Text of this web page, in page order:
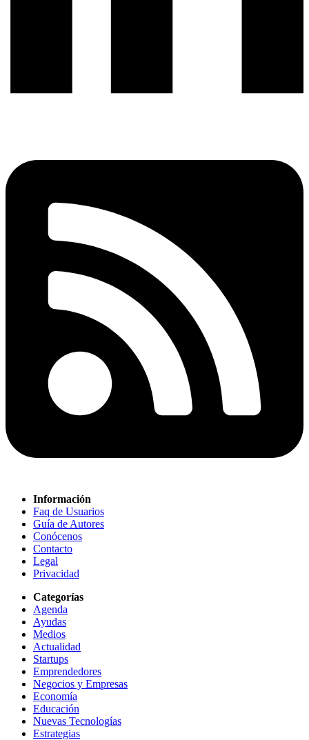
Información
Faq de Usuarios
Guía de Autores
Conócenos
Contacto
Legal
Privacidad
Categorías
Agenda
Ayudas
Medios
Actualidad
Startups
Emprendedores
Negocios y Empresas
Economía
Educación
Nuevas Tecnologías
Estrategias